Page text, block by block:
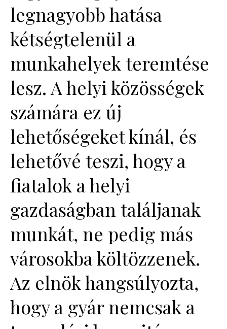
legnagyobb hatása
kétségtelenül a
munkahelyek teremtése
lesz. A helyi közösségek
számára ez új
lehetőségeket kínál, és
lehetővé teszi, hogy a
fiatalok a helyi
gazdaságban találjanak
munkát, ne pedig más
városokba költözzenek.
Az elnök hangsúlyozta,
hogy a gyár nemcsak a